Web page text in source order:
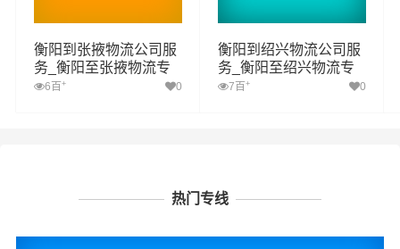
衡阳到张掖物流公司服
务_衡阳至张掖物流专
线高效、安全、可靠的
6百 + 0
衡阳到绍兴物流公司服
务_衡阳至绍兴物流专
线高效、安全、可靠的
7百 + 0
热门专线